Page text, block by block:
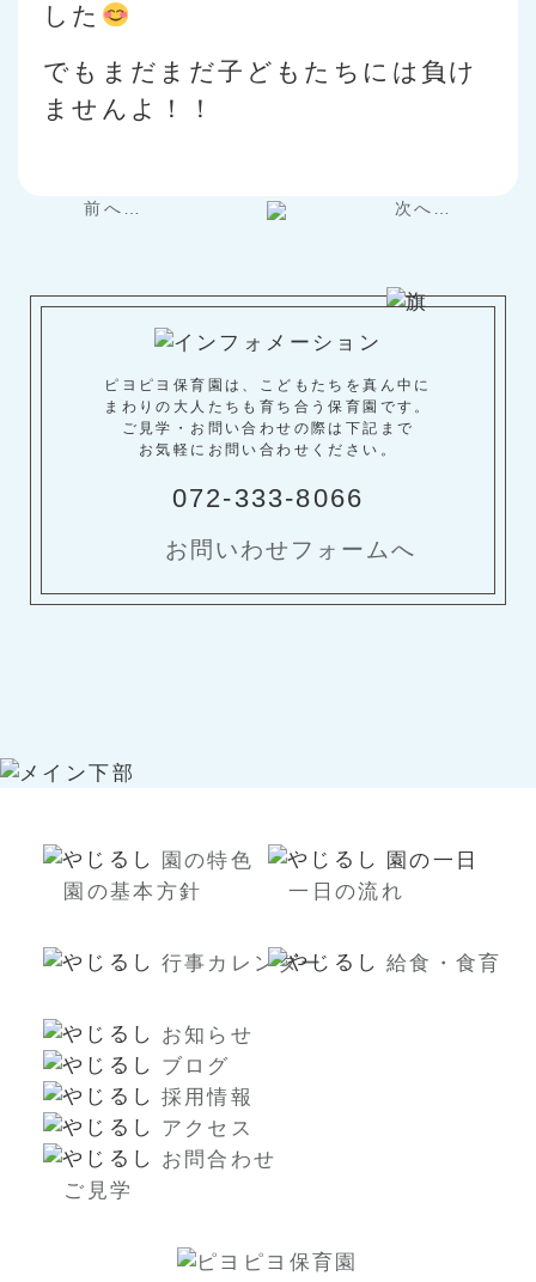
した
でもまだまだ子どもたちには負け
ませんよ！！
前へ… 次へ…
ピヨピヨ保育園は、こどもたちを真ん中に
まわりの大人たちも育ち合う保育園です。
ご見学・お問い合わせの際は下記まで
お気軽にお問い合わせください。
072-333-8066
お問いわせフォームへ
園の特色
園の基本方針
園の一日
一日の流れ
行事カレンダー 給食・食育
お知らせ
ブログ
採用情報
アクセス
お問合わせ
ご見学